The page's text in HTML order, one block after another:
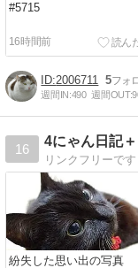
#5715
16時間前
2006711 5
週間IN:490 週間OUT:
16
4にゃん日記＋
紛失した思い出の写真